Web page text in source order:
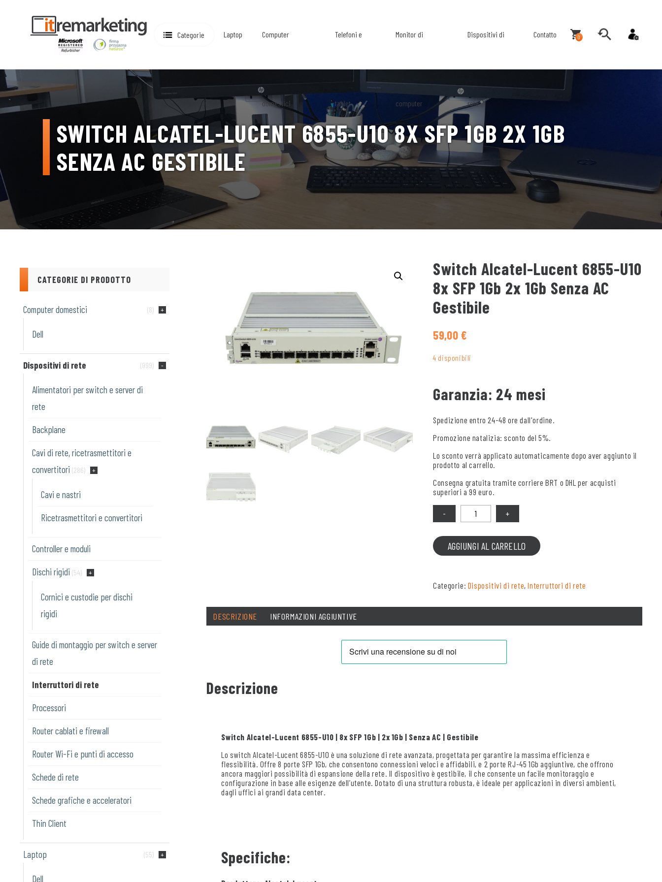
Categorie Laptop Computer
domestici
Telefoni e
tablet
Monitor di
computer
Dispositivi di
rete
Contatto 0
SWITCH ALCATEL-LUCENT 6855-U10 8X SFP 1GB 2X 1GB
SENZA AC GESTIBILE
CATEGORIE DI PRODOTTO
Computer domestici (8)
Dell
Dispositivi di rete (999)
Alimentatori per switch e server di
rete
Backplane
Cavi di rete, ricetrasmettitori e
convertitori (286)
Cavi e nastri
Ricetrasmettitori e convertitori
Controller e moduli
Dischi rigidi (54)
Cornici e custodie per dischi
rigidi
Guide di montaggio per switch e server
di rete
Interruttori di rete
Processori
Router cablati e firewall
Router Wi-Fi e punti di accesso
Schede di rete
Schede grafiche e acceleratori
Thin Client
Laptop (55)
Dell
Switch Alcatel-Lucent 6855-U10
8x SFP 1Gb 2x 1Gb Senza AC
Gestibile
59,00 €
4 disponibili
Garanzia: 24 mesi
Spedizione entro 24-48 ore dall'ordine.
Promozione natalizia: sconto del 5%.
Lo sconto verrà applicato automaticamente dopo aver aggiunto il
prodotto al carrello.
Consegna gratuita tramite corriere BRT o DHL per acquisti
superiori a 99 euro.
AGGIUNGI AL CARRELLO
Categorie: Dispositivi di rete,Interruttori di rete
DESCRIZIONE INFORMAZIONI AGGIUNTIVE
Descrizione
Switch Alcatel-Lucent 6855-U10 | 8x SFP 1Gb | 2x 1Gb | Senza AC | Gestibile
Lo switch Alcatel-Lucent 6855-U10 è una soluzione di rete avanzata, progettata per garantire la massima efficienza e
flessibilità. Offre 8 porte SFP 1Gb, che consentono connessioni veloci e affidabili, e 2 porte RJ-45 1Gb aggiuntive, che offrono
ancora maggiori possibilità di espansione della rete. Il dispositivo è gestibile, il che consente un facile monitoraggio e
configurazione in base alle esigenze dell’utente. Dotato di una struttura robusta, è ideale per applicazioni in diversi ambienti,
dagli uffici ai grandi data center.
Specifiche: